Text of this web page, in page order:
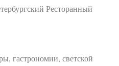
Ресторанный
гастрономии, светской